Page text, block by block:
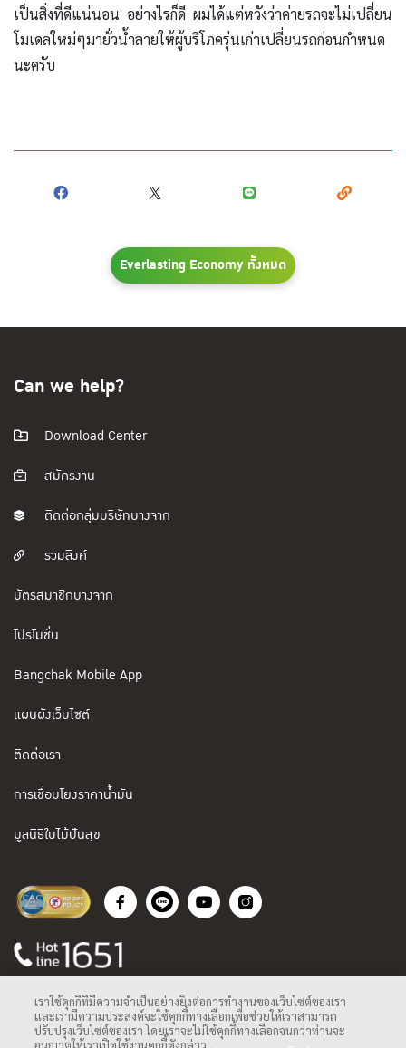
เป็นสิ่งที่ดีแน่นอน อย่างไรก็ดี ผมได้แต่หวังว่าค่ายรถจะไม่เปลี่ยน
โมเดลใหม่ๆมายั่วน้ำลายให้ผู้บริโภครุ่นเก่าเปลี่ยนรถก่อนกำหนด
นะครับ
Everlasting Economy ทั้งหมด
Can we help?
Download Center
สมัครงาน
ติดต่อกลุ่มบริษัทบางจาก
รวมลิงค์
บัตรสมาชิกบางจาก
โปรโมชั่น
Bangchak Mobile App
แผนผังเว็บไซต์
ติดต่อเรา
การเชื่อมโยงราคาน้ำมัน
มูลนิธิใบไม้ปันสุข
เราใช้คุกกี้ที่มีความจำเป็นอย่างยิ่งต่อการทำงานของเว็บไซต์ของเรา
และเรามีความประสงค์จะใช้คุกกี้ทางเลือกเพื่อช่วยให้เราสามารถ
ปรับปรุงเว็บไซต์ของเรา โดยเราจะไม่ใช้คุกกี้ทางเลือกจนกว่าท่านจะ
อนุญาตให้เราเปิดใช้งานคุกกี้ดังกล่าว